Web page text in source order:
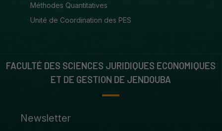
Méthodes Quantitatives
Unité de Coordination des PES
FACULTÉ DES SCIENCES JURIDIQUES ECONOMIQUES
ET DE GESTION DE JENDOUBA
Newsletter